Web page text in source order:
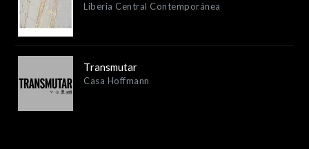
Liberia Central Contemporánea
Transmutar
Casa Hoffmann